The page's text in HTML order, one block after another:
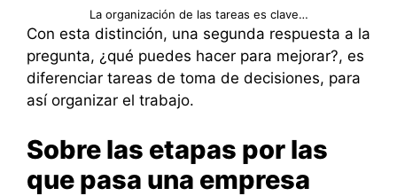
La organización de las tareas es clave…
Con esta distinción, una segunda respuesta a la
pregunta, ¿qué puedes hacer para mejorar?, es
diferenciar tareas de toma de decisiones, para
así organizar el trabajo.
Sobre las etapas por las
que pasa una empresa